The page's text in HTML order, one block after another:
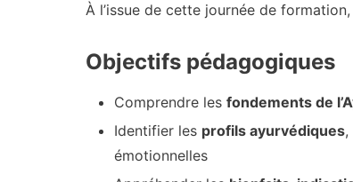
À l’issue de cette journée de
Objectifs pédagogiques
Comprendre les fondements de
Identifier les profils ayurvédiques,
émotionnelles